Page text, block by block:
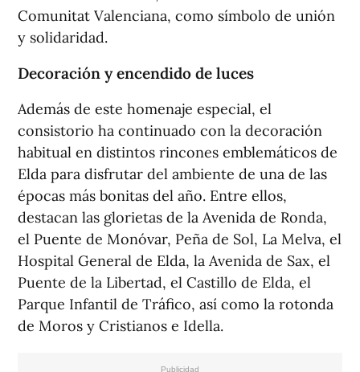
Comunitat Valenciana, como símbolo de unión
y solidaridad.
Decoración y encendido de luces
Además de este homenaje especial, el
consistorio ha continuado con la decoración
habitual en distintos rincones emblemáticos de
Elda para disfrutar del ambiente de una de las
épocas más bonitas del año. Entre ellos,
destacan las glorietas de la Avenida de Ronda,
el Puente de Monóvar, Peña de Sol, La Melva, el
Hospital General de Elda, la Avenida de Sax, el
Puente de la Libertad, el Castillo de Elda, el
Parque Infantil de Tráfico, así como la rotonda
de Moros y Cristianos e Idella.